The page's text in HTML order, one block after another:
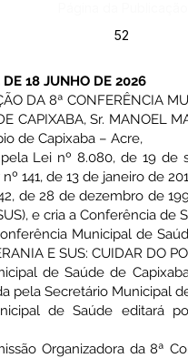
52
18 JUNHO DE 2026
DA 8ª CONFERÊNCIA
CAPIXABA, Sr.
de Capixaba – Acre,
Lei nº 8.080, de 19
141, de 13 de janeiro de
de 28 de dezembro de
e cria a Conferência
Municipal de
E SUS: CUIDAR DO
de Saúde de
pela Secretário Municipal
de Saúde editará
Organizadora da 8ª